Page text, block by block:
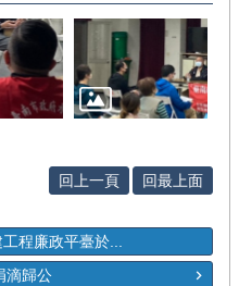
回上一頁 回最上面
程廉政平臺於...
滴歸公